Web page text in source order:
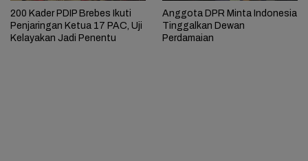
200 Kader PDIP Brebes Ikuti
Penjaringan Ketua 17 PAC, Uji
Kelayakan Jadi Penentu
Anggota DPR Minta Indonesia
Tinggalkan Dewan
Perdamaian